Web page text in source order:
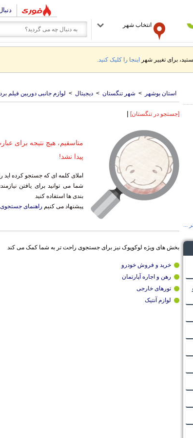
انتخاب شهر
برای تغییر شهر اینجا را کلیک کنید.
استان بوشهر > شهر تنگستان > دیجیتال > لوازم جانبی دوربین فیلم
[جستجو در تنگستان] |
متاسفیم، هیچ نتیجه برای
پیدا نشد!
املای کلمه ای که جستجو کرده اید
شما می توانید برای یافتن
بندی ها استفاده کنید
پیشنهاد می کنیم راهنمای
بخش های ویژه لوکوپوک نیز برای جستجوی راحت تر به شما کمک می کند
خرید و فروش خودرو
رهن و اجاره آپارتمان
تورهای خارجی
لوازم آنتیک
...